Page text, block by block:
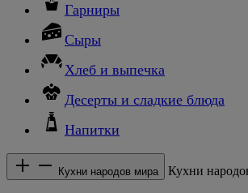
Гарниры
Сыры
Хлеб и выпечка
Десерты и сладкие блюда
Напитки
Кухни народов мира Кухни